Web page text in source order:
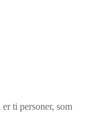
ti personer, som